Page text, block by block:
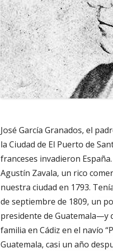
José García Granados, el
la Ciudad de El Puerto de
franceses invadieron
Agustín Zavala, un rico
nuestra ciudad en 1793.
de septiembre de 1809, un
presidente de Guatemala—y
familia en Cádiz en el navío
Guatemala, casi un año